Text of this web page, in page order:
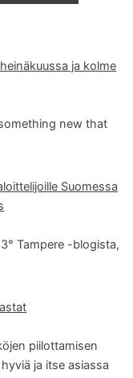
ja kolme
new that
Suomessa
Tampere -blogista,
piilottamisen
ja itse asiassa